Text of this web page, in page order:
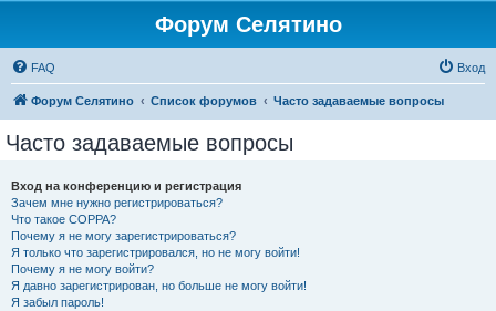
Форум Селятино
FAQ Вход
Форум Селятино Список форумов Часто задаваемые вопросы
Часто задаваемые вопросы
Вход на конференцию и регистрация
Зачем мне нужно регистрироваться?
Что такое COPPA?
Почему я не могу зарегистрироваться?
Я только что зарегистрировался, но не могу войти!
Почему я не могу войти?
Я давно зарегистрирован, но больше не могу войти!
Я забыл пароль!